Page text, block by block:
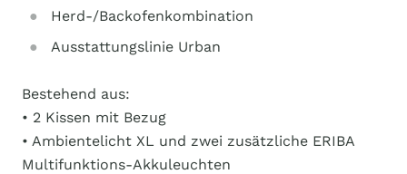
Herd-/Backofenkombination
Ausstattungslinie Urban
Bestehend aus:
• 2 Kissen mit Bezug
• Ambientelicht XL und zwei zusätzliche ERIBA
Multifunktions-Akkuleuchten